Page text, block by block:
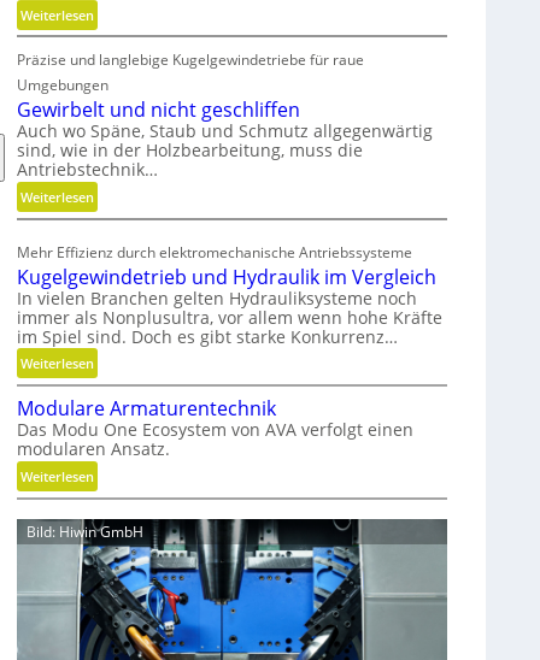
Weiterlesen:
K
u
n
s
t
s
t
o
f
b
f
ä
l
e
v
e
r
m
e
i
d
e
n
Präzise und langlebige Kugelgewindetriebe für raue
Umgebungen
Gewirbelt und nicht geschliffen
Auch wo Späne, Staub und Schmutz allgegenwärtig
sind, wie in der Holzbearbeitung, muss die
Antriebstechnik…
Weiterlesen:
G
i
r
b
e
l
t
u
n
n
i
c
h
t
g
e
s
Mehr Effizienz durch elektromechanische Antriebssysteme
Kugelgewindetrieb und Hydraulik im Vergleich
In vielen Branchen gelten Hydrauliksysteme noch
immer als Nonplusultra, vor allem wenn hohe Kräfte
im Spiel sind. Doch es gibt starke Konkurrenz…
Weiterlesen:
K
u
g
e
l
g
e
w
i
n
e
Modulare Armaturentechnik
Das Modu One Ecosystem von AVA verfolgt einen
modularen Ansatz.
Weiterlesen:
M
o
d
u
l
r
Bild: Hiwin GmbH